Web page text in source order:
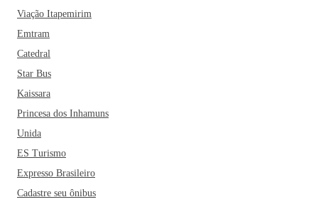
muitos parques e até fazer um passeio de barco pelo grande
e belo Lago Paranoá!
Viação Itapemirim
Emtram
Catedral
Star Bus
Kaissara
Princesa dos Inhamuns
Unida
ES Turismo
Expresso Brasileiro
Cadastre seu ônibus